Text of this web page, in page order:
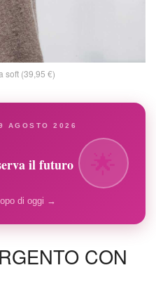
soft (39,95 €)
AGOSTO 2026
il futuro
di oggi →
CON